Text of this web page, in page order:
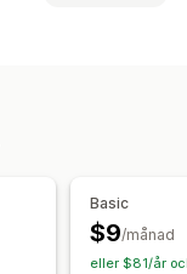
Basic
$9/månad
eller $81/år